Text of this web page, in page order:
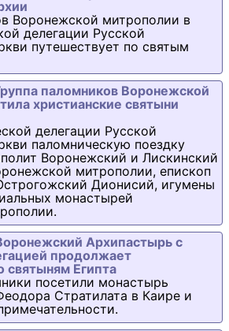
Воронежской митрополии в
делегации Русской
путешествует по святым
паломников Воронежской
христианские святыни
делегации Русской
паломническую поездку
Воронежский и Лискинский
митрополии, епископ
Дионисий, игумены
монастырей
Архипастырь с
продолжает
святыням Египта
посетили монастырь
Стратилата в Каире и